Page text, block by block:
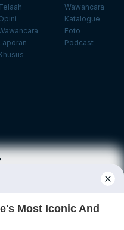
Wawancara
Katalogue
Foto
Podcast
Daftar